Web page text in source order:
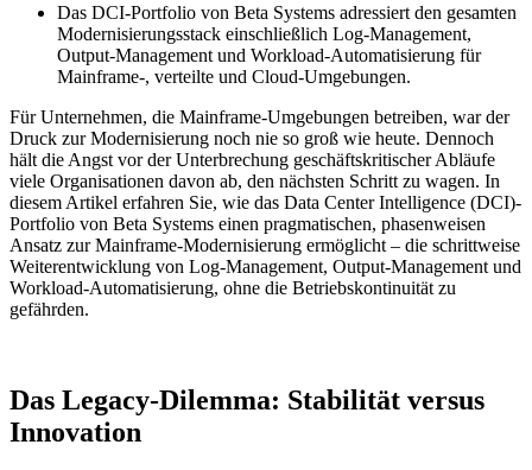
Das DCI-Portfolio von Beta Systems adressiert den gesamten
Modernisierungsstack einschließlich Log-Management,
Output-Management und Workload-Automatisierung für
Mainframe-, verteilte und Cloud-Umgebungen.
Für Unternehmen, die Mainframe-Umgebungen betreiben, war der
Druck zur Modernisierung noch nie so groß wie heute. Dennoch
hält die Angst vor der Unterbrechung geschäftskritischer Abläufe
viele Organisationen davon ab, den nächsten Schritt zu wagen. In
diesem Artikel erfahren Sie, wie das Data Center Intelligence (DCI)-
Portfolio von Beta Systems einen pragmatischen, phasenweisen
Ansatz zur Mainframe-Modernisierung ermöglicht – die schrittweise
Weiterentwicklung von Log-Management, Output-Management und
Workload-Automatisierung, ohne die Betriebskontinuität zu
gefährden.
Das Legacy-Dilemma: Stabilität versus
Innovation